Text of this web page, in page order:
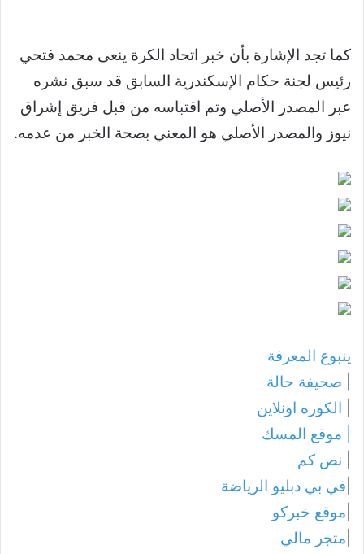
كما تجد الإشارة بأن خبر اتحاد الكرة ينعى محمد فتحي
رئيس لجنة حكام الإسكندرية السابق قد سبق نشره
عبر المصدر الأصلي وتم اقتباسه من قبل فريق إشراق
نيوز والمصدر الأصلي هو المعني بصحة الخبر من عدمه.
ينبوع المعرفة
صحيفة حالة
الكوره اونلاين
موقع المسك
نص كم
في بي دبليو الرياضة
موقع خبركو
متجر مالي